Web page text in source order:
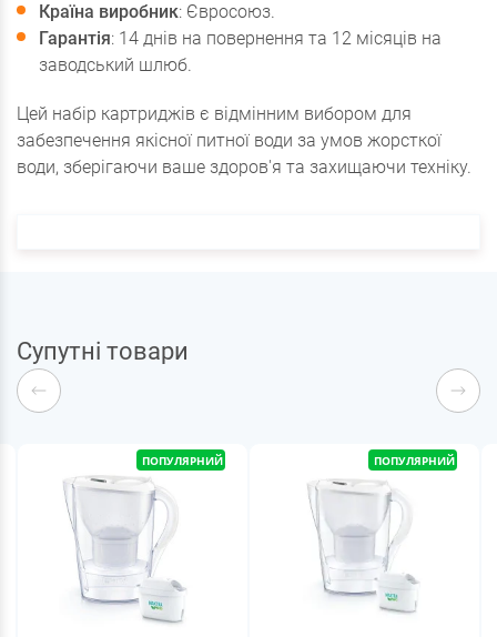
Країна виробник: Євросоюз.
Гарантія: 14 днів на повернення та 12 місяців на
заводський шлюб.
Цей набір картриджів є відмінним вибором для
забезпечення якісної питної води за умов жорсткої
води, зберігаючи ваше здоров'я та захищаючи техніку.
Супутні товари
ПОПУЛЯРНИЙ ПОПУЛЯРНИЙ